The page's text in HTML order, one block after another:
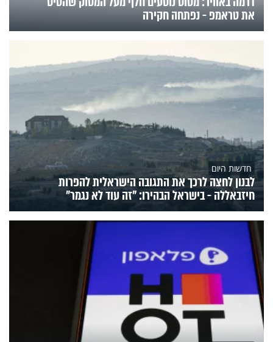
את טראמפ - נפתחה חקירה
חדשות היום
לבנון לחצה לרכך את התגובה הישראלית להפרות
חיזבאללה - בישראל הבהירו: "זה עוד לא נגמר"